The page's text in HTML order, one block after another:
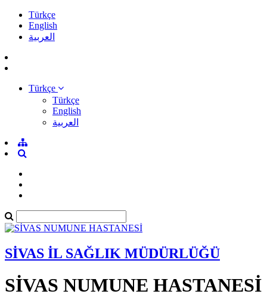
Türkçe
English
العربية
Türkçe
Türkçe
English
العربية
SİVAS İL SAĞLIK MÜDÜRLÜĞÜ
SİVAS NUMUNE HASTANESİ